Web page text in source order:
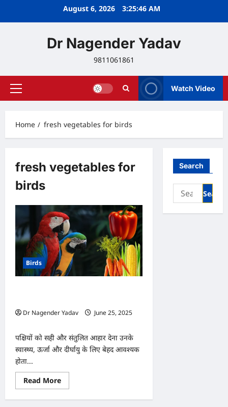
August 6, 2026 3:25:46 AM
Dr Nagender Yadav
9811061861
Primary
Watch Video
Home fresh vegetables for birds
fresh vegetables for
birds
Birds
Dr Nagender Yadav
June 25, 2025
पक्षियों को सही और संतुलित आहार देना उनके
स्वास्थ्य, ऊर्जा और दीर्घायु के लिए बेहद आवश्यक
होता...
Read MoreRead
more
पक्षियों
Search
Search
for: